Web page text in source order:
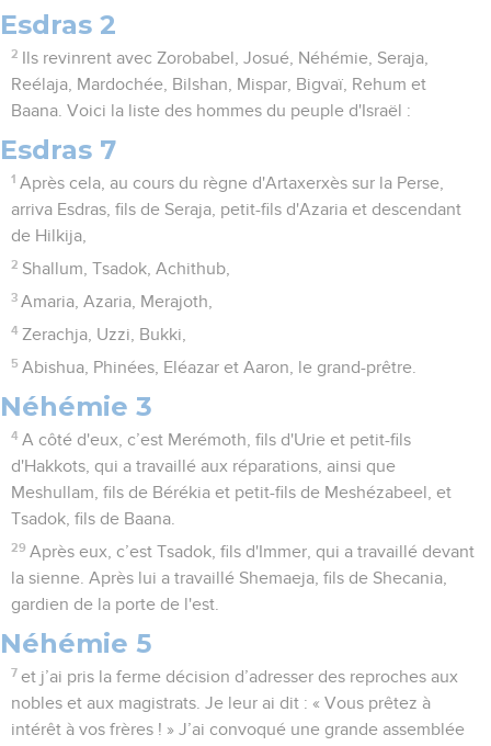
Esdras 2
2
Ils revinrent avec Zorobabel, Josué, Néhémie, Seraja,
Reélaja, Mardochée, Bilshan, Mispar, Bigvaï, Rehum et
Baana. Voici la liste des hommes du peuple d'Israël :
Esdras 7
1 Après cela, au cours du règne d'Artaxerxès sur la Perse,
arriva Esdras, fils de Seraja, petit-fils d'Azaria et descendant
de Hilkija,
2 Shallum, Tsadok, Achithub,
3 Amaria, Azaria, Merajoth,
4 Zerachja, Uzzi, Bukki,
5 Abishua, Phinées, Eléazar et Aaron, le grand-prêtre.
Néhémie 3
4 A côté d'eux, c’est Merémoth, fils d'Urie et petit-fils
d'Hakkots, qui a travaillé aux réparations, ainsi que
Meshullam, fils de Bérékia et petit-fils de Meshézabeel, et
Tsadok, fils de Baana.
29 Après eux, c’est Tsadok, fils d'Immer, qui a travaillé devant
la sienne. Après lui a travaillé Shemaeja, fils de Shecania,
gardien de la porte de l'est.
Néhémie 5
7 et j’ai pris la ferme décision d’adresser des reproches aux
nobles et aux magistrats. Je leur ai dit : « Vous prêtez à
intérêt à vos frères ! » J’ai convoqué une grande assemblée